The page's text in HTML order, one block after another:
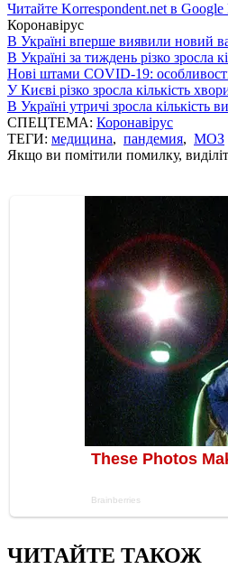
Читайте Korrespondent.net в Google
Коронавірус
В Україні вперше виявили новий
В Україні за тиждень різко зросла
Нові штами COVID-19: особливості
У Києві різко зросла кількість
В Україні утричі зросла кількість
СПЕЦТЕМА: Коронавірус
ТЕГИ: медицина, пандемия, МОЗ
Якщо ви помітили помилку,
ЧИТАЙТЕ ТАКОЖ